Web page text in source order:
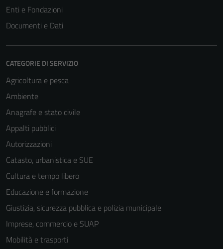
Enti e Fondazioni
Documenti e Dati
CATEGORIE DI SERVIZIO
Agricoltura e pesca
Ambiente
Anagrafe e stato civile
Appalti pubblici
Autorizzazioni
Catasto, urbanistica e SUE
Cultura e tempo libero
Educazione e formazione
Giustizia, sicurezza pubblica e polizia municipale
Imprese, commercio e SUAP
Mobilità e trasporti